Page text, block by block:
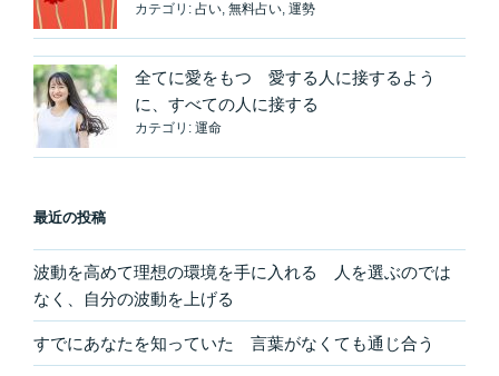
い
の
は？”
の
カテゴリ: 占い, 無料占い, 運勢
全てに愛をもつ 愛する人に接するよう
に、すべての人に接する
カテゴリ: 運命
最近の投稿
波動を高めて理想の環境を手に入れる 人を選ぶのでは
なく、自分の波動を上げる
すでにあなたを知っていた 言葉がなくても通じ合う